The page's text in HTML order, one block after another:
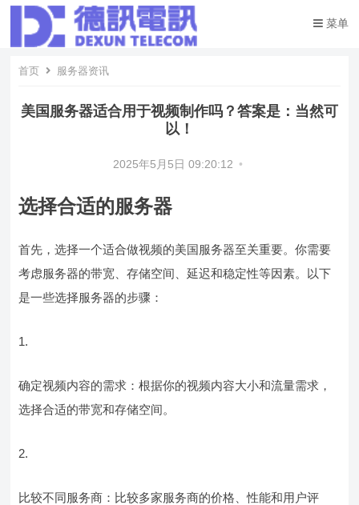
菜单
首页 服务器资讯
美国服务器适合用于视频制作吗？答案是：当然可
以！
2025年5月5日 09:20:12 •
选择合适的服务器
首先，选择一个适合做视频的美国服务器至关重要。你需要
考虑服务器的带宽、存储空间、延迟和稳定性等因素。以下
是一些选择服务器的步骤：
1.
确定视频内容的需求：根据你的视频内容大小和流量需求，
选择合适的带宽和存储空间。
2.
比较不同服务商：比较多家服务商的价格、性能和用户评